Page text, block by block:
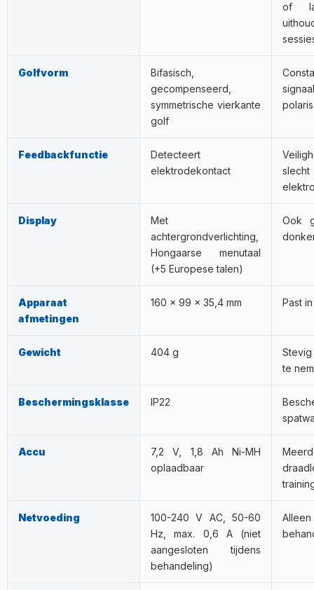
of
Golfvorm
Bifasisch,
gecompenseerd,
symmetrische vierkante
golf
Feedbackfunctie
Detecteert
elektrodekontact
Display
Met
achtergrondverlichting,
Hongaarse menutaal
(+5 Europese talen)
Ook
Apparaat
afmetingen
160 × 99 × 35,4 mm Past
Gewicht 404 g
te
Beschermingsklasse IP22
Accu
7,2 V, 1,8 Ah Ni-MH
oplaadbaar
Netvoeding
100-240 V AC, 50-60
Hz, max. 0,6 A (niet
aangesloten tijdens
behandeling)